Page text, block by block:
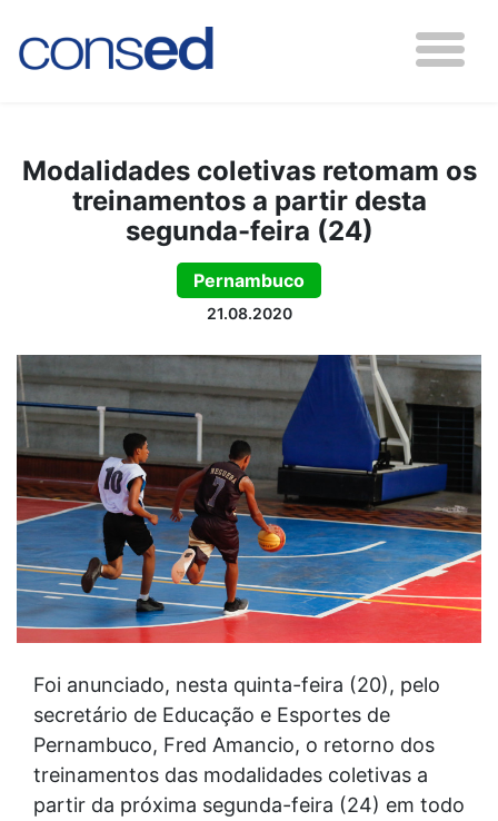
Modalidades coletivas retomam os
treinamentos a partir desta
segunda-feira (24)
Pernambuco
21.08.2020
Foi anunciado, nesta quinta-feira (20), pelo
secretário de Educação e Esportes de
Pernambuco, Fred Amancio, o retorno dos
treinamentos das modalidades coletivas a
partir da próxima segunda-feira (24) em todo